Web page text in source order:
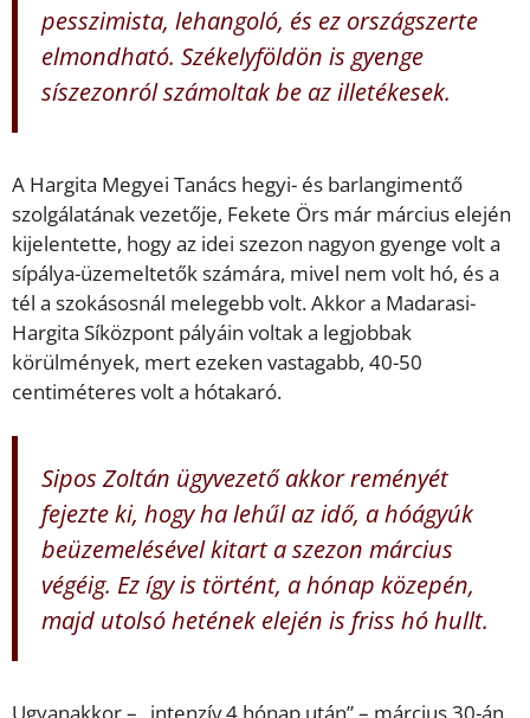
pesszimista, lehangoló, és ez országszerte
elmondható. Székelyföldön is gyenge
síszezonról számoltak be az illetékesek.
A Hargita Megyei Tanács hegyi- és barlangimentő
szolgálatának vezetője, Fekete Örs már március elején
kijelentette, hogy az idei szezon nagyon gyenge volt a
sípálya-üzemeltetők számára, mivel nem volt hó, és a
tél a szokásosnál melegebb volt. Akkor a Madarasi-
Hargita Síközpont pályáin voltak a legjobbak
körülmények, mert ezeken vastagabb, 40-50
centiméteres volt a hótakaró.
Sipos Zoltán ügyvezető akkor reményét
fejezte ki, hogy ha lehűl az idő, a hóágyúk
beüzemelésével kitart a szezon március
végéig. Ez így is történt, a hónap közepén,
majd utolsó hetének elején is friss hó hullt.
Ugyanakkor – „intenzív 4 hónap után” – március 30-án